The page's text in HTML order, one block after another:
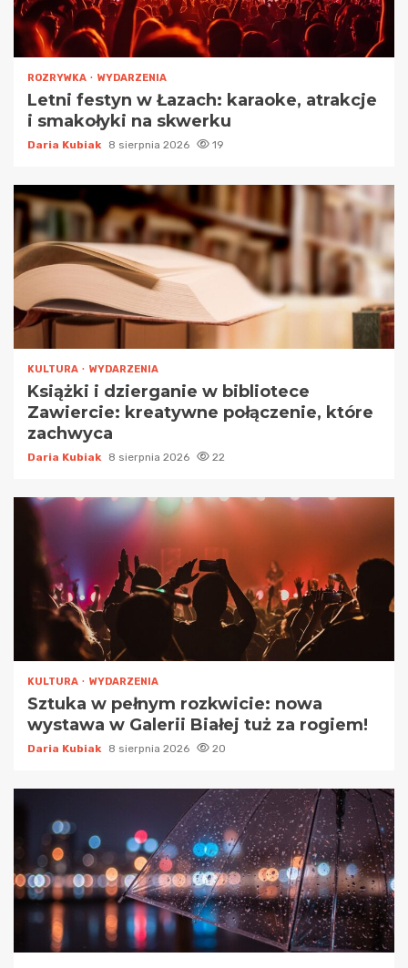
ROZRYWKA WYDARZENIA
Letni festyn w Łazach: karaoke, atrakcje
i smakołyki na skwerku
Daria Kubiak 8 sierpnia 2026 19
KULTURA WYDARZENIA
Książki i dzierganie w bibliotece
Zawiercie: kreatywne połączenie, które
zachwyca
Daria Kubiak 8 sierpnia 2026 22
KULTURA WYDARZENIA
Sztuka w pełnym rozkwicie: nowa
wystawa w Galerii Białej tuż za rogiem!
Daria Kubiak 8 sierpnia 2026 20